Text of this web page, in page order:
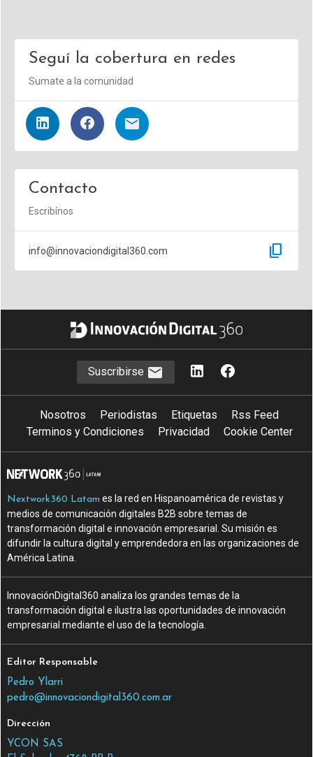
Seguí la cobertura en redes
Sumate a la comunidad
Contacto
Escribínos
info@innovaciondigital360.com content_copy
Suscribirse
Nosotros Periodistas Etiquetas
Rss Feed
Terminos y Condiciones
Privacidad Cookie Center
Nextwork360 Latam es la red en Hispanoamérica de revistas y
medios de comunicación digitales B2B sobre temas de
transformación digital e innovación empresarial. Su misión es
difundir la cultura digital y emprendedora en las organizaciones de
América Latina.
InnovaciónDigital360 analiza los grandes temas de la
transformación digital e ilustra las oportunidades de innovación
empresarial mediante el uso de la tecnología.
Editor Responsable
Pedro Ylarri
pedro@innovaciondigital360.com.ar
Dirección
YCON SAS